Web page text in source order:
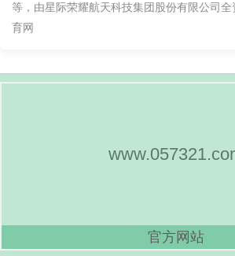
等，由星际荣耀航天科技集团股份有限公司
育网
官方网站